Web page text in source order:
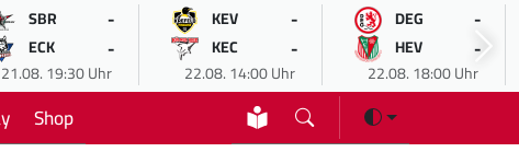
SBR -
ECK -
21.08. 19:30 Uhr
KEV -
KEC -
22.08. 14:00 Uhr
DEG -
HEV -
22.08. 18:00 Uhr
Shop